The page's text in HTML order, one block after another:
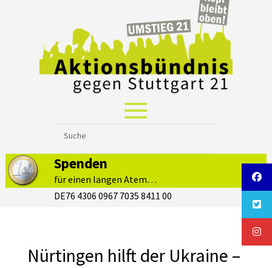
Spenden
für einen langen Atem…
DE76 4306 0967 7035 8411 00
Nürtingen hilft der Ukraine –